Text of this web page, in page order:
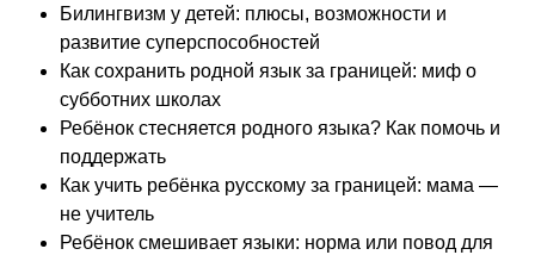
Билингвизм у детей: плюсы, возможности и
развитие суперспособностей
Как сохранить родной язык за границей: миф о
субботних школах
Ребёнок стесняется родного языка? Как помочь и
поддержать
Как учить ребёнка русскому за границей: мама —
не учитель
Ребёнок смешивает языки: норма или повод для